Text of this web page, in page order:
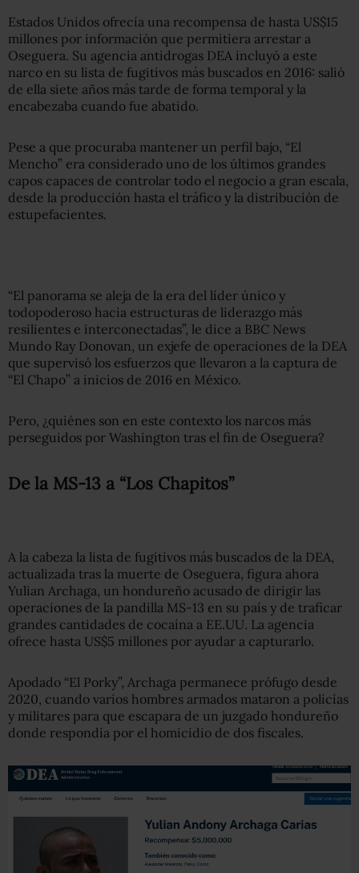
Estados Unidos ofrecía una recompensa de hasta US$15
millones por información que permitiera arrestar a
Oseguera. Su agencia antidrogas DEA incluyó a este
narco en su lista de fugitivos más buscados en 2016: salió
de ella siete años más tarde de forma temporal y la
encabezaba cuando fue abatido.
Pese a que procuraba mantener un perfil bajo, “El
Mencho” era considerado uno de los últimos grandes
capos capaces de controlar todo el negocio a gran escala,
desde la producción hasta el tráfico y la distribución de
estupefacientes.
“El panorama se aleja de la era del líder único y
todopoderoso hacia estructuras de liderazgo más
resilientes e interconectadas”, le dice a BBC News
Mundo Ray Donovan, un exjefe de operaciones de la DEA
que supervisó los esfuerzos que llevaron a la captura de
“El Chapo” a inicios de 2016 en México.
Pero, ¿quiénes son en este contexto los narcos más
perseguidos por Washington tras el fin de Oseguera?
De la MS-13 a “Los Chapitos”
A la cabeza la lista de fugitivos más buscados de la DEA,
actualizada tras la muerte de Oseguera, figura ahora
Yulian Archaga, un hondureño acusado de dirigir las
operaciones de la pandilla MS-13 en su país y de traficar
grandes cantidades de cocaína a EE.UU. La agencia
ofrece hasta US$5 millones por ayudar a capturarlo.
Apodado “El Porky”, Archaga permanece prófugo desde
2020, cuando varios hombres armados mataron a policías
y militares para que escapara de un juzgado hondureño
donde respondía por el homicidio de dos fiscales.